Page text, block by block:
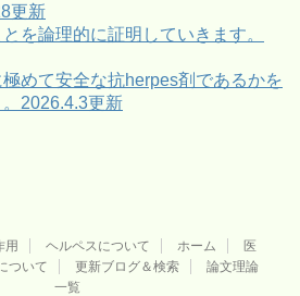
更新
を論理的に証明していきます。
めて安全な抗herpes剤であるかを
2026.4.3更新
用 ヘルペスについて ホーム
医
ついて
更新ブログ＆検索
論文理論
一覧